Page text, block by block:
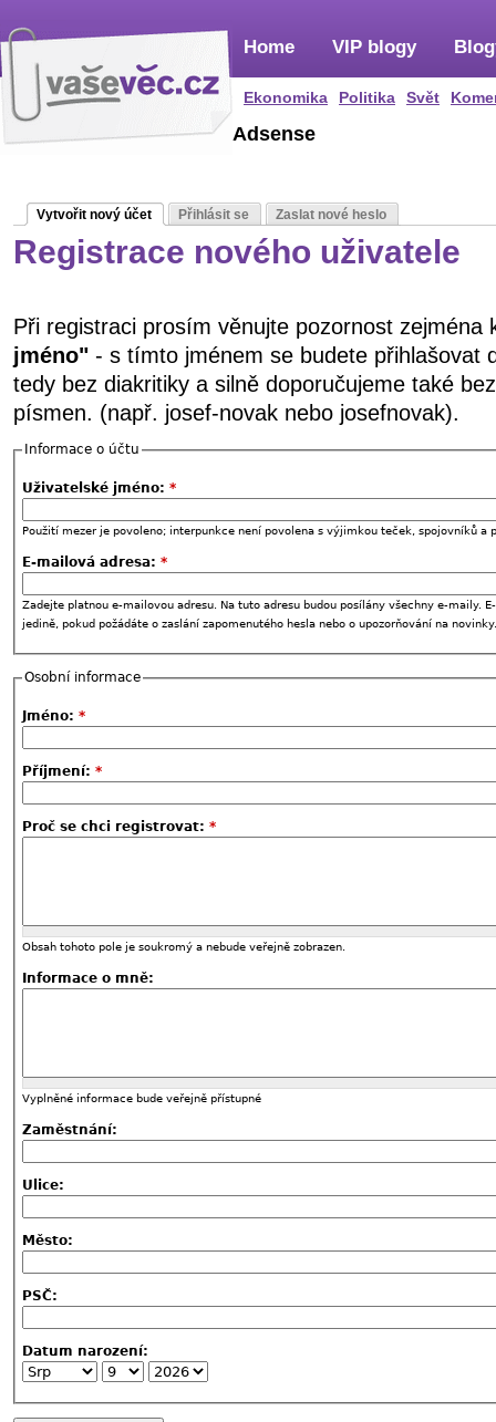
Home
Ekonomika Politika Svět
VIP blogy
Adsense
Vytvořit nový účet Přihlásit se Zaslat nové heslo
Registrace nového uživatele
Při registraci prosím věnujte pozornost zejména
jméno" - s tímto jménem se budete přihlašovat
tedy bez diakritiky a silně doporučujeme také
písmen. (např. josef-novak nebo josefnovak).
Informace o účtu
Uživatelské jméno: *
Použití mezer je povoleno; interpunkce není povolena s výjimkou teček, spojovníků a
E-mailová adresa: *
Zadejte platnou e-mailovou adresu. Na tuto adresu budou posílány všechny e-maily.
jedině, pokud požádáte o zaslání zapomenutého hesla nebo o upozorňování na novinky.
Osobní informace
Jméno: *
Příjmení: *
Proč se chci registrovat: *
Obsah tohoto pole je soukromý a nebude veřejně zobrazen.
Informace o mně:
Vyplněné informace bude veřejně přístupné
Zaměstnání:
Ulice:
Město:
PSČ:
Datum narození: